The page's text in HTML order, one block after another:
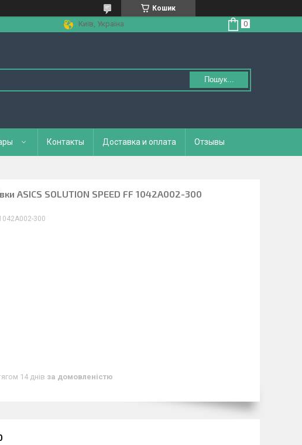
Кошик
Київ, Україна
Пошук...
Контакты Доставка и оплата Отзывы
ASICS SOLUTION SPEED FF 1042A002-300
300
14 днів за домовленістю